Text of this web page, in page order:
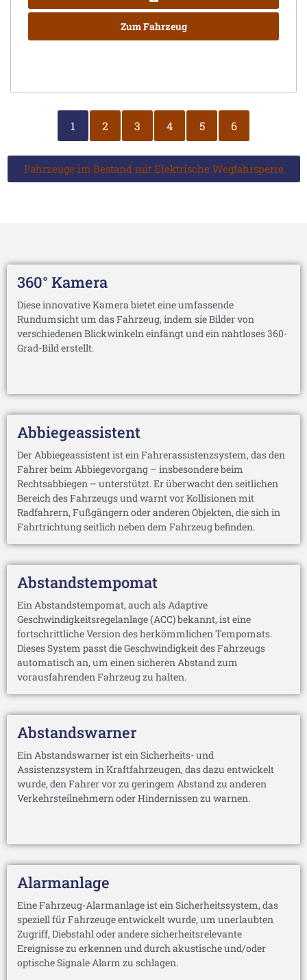
Zum Fahrzeug
1 2 3 4 5 6
Fahrzeuge im Bestand mit Elektrische Wegfahrsperre
360° Kamera
Diese innovative Kamera bietet eine umfassende
Rundumsicht um das Fahrzeug, indem sie Bilder von
verschiedenen Blickwinkeln einfängt und ein nahtloses 360-
Grad-Bild erstellt.
Abbiegeassistent
Der Abbiegeassistent ist ein Fahrerassistenzsystem, das den
Fahrer beim Abbiegevorgang – insbesondere beim
Rechtsabbiegen – unterstützt. Er überwacht den seitlichen
Bereich des Fahrzeugs und warnt vor Kollisionen mit
Radfahrern, Fußgängern oder anderen Objekten, die sich in
Fahrtrichtung seitlich neben dem Fahrzeug befinden.
Abstandstempomat
Ein Abstandstempomat, auch als Adaptive
Geschwindigkeitsregelanlage (ACC) bekannt, ist eine
fortschrittliche Version des herkömmlichen Tempomats.
Dieses System passt die Geschwindigkeit des Fahrzeugs
automatisch an, um einen sicheren Abstand zum
vorausfahrenden Fahrzeug zu halten.
Abstandswarner
Ein Abstandswarner ist ein Sicherheits- und
Assistenzsystem in Kraftfahrzeugen, das dazu entwickelt
wurde, den Fahrer vor zu geringem Abstand zu anderen
Verkehrsteilnehmern oder Hindernissen zu warnen.
Alarmanlage
Eine Fahrzeug-Alarmanlage ist ein Sicherheitssystem, das
speziell für Fahrzeuge entwickelt wurde, um unerlaubten
Zugriff, Diebstahl oder andere sicherheitsrelevante
Ereignisse zu erkennen und durch akustische und/oder
optische Signale Alarm zu schlagen.